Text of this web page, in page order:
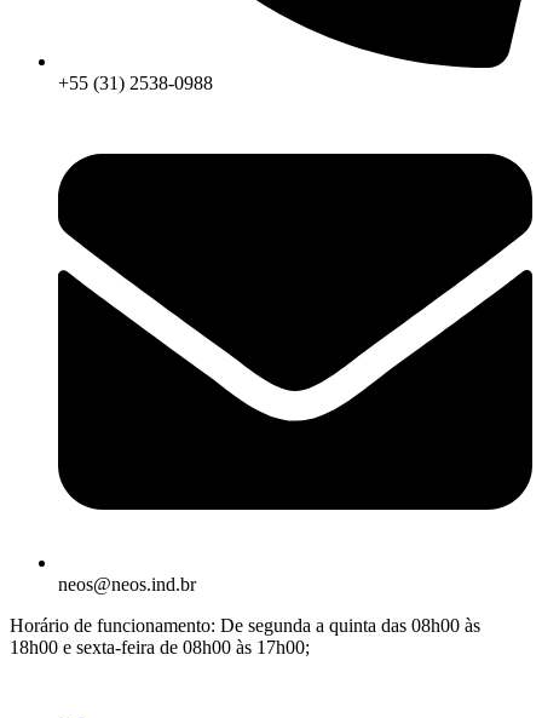
+55 (31) 2538-0988
neos@neos.ind.br
Horário de funcionamento: De segunda a quinta das 08h00 às
18h00 e sexta-feira de 08h00 às 17h00;